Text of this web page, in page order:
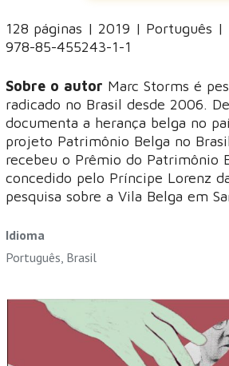
128 páginas | 2019 | Português |
978-85-455243-1-1
Sobre o autor Marc Storms é
radicado no Brasil desde 2006.
documenta a herança belga no
projeto Patrimônio Belga no
recebeu o Prêmio do Patrimônio
concedido pelo Príncipe Lorenz
pesquisa sobre a Vila Belga em
Idioma
Português, Brasil